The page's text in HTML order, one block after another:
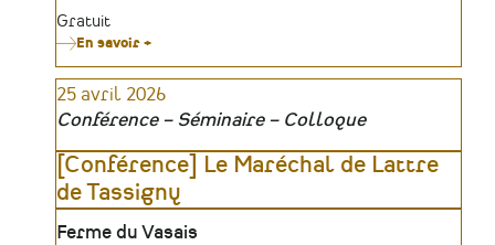
Organisateur
Tarifs
Gratuit
En savoir +
des
Prix
Jeunes
Talents
49
25 avril 2026
Conférence – Séminaire – Colloque
[Conférence] Le Maréchal de Lattre
de Tassigny
Lieu
Ferme du Vasais